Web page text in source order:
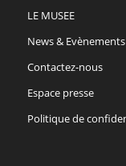
LE MUSEE
News & Evènements
Contactez-nous
Espace presse
Politique de